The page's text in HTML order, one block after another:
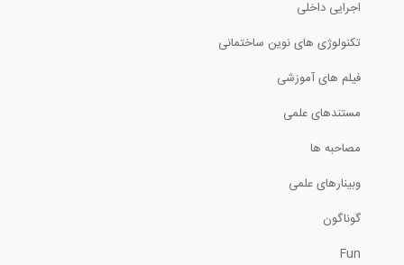
اجرایی داخلی
تکنولوژی های نوین ساختمانی
فیلم های آموزشی
مستندهای علمی
مصاحبه ها
وبینارهای علمی
گوناگون
Fun